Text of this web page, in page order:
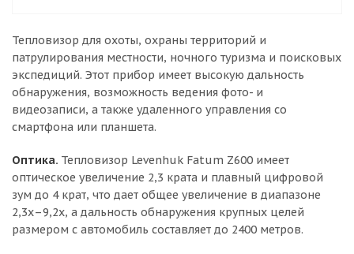
Тепловизор для охоты, охраны территорий и
патрулирования местности, ночного туризма и поисковых
экспедиций. Этот прибор имеет высокую дальность
обнаружения, возможность ведения фото- и
видеозаписи, а также удаленного управления со
смартфона или планшета.
Оптика. Тепловизор Levenhuk Fatum Z600 имеет
оптическое увеличение 2,3 крата и плавный цифровой
зум до 4 крат, что дает общее увеличение в диапазоне
2,3х–9,2х, а дальность обнаружения крупных целей
размером с автомобиль составляет до 2400 метров.